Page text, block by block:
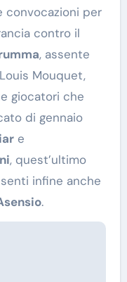
convocazioni per
contro il
, assente
Mouquet,
giocatori che
di gennaio
e
, quest’ultimo
infine anche
.